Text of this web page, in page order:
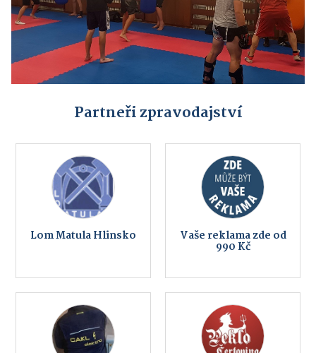
Partneři zpravodajství
Lom Matula Hlinsko Vaše reklama zde od
990 Kč